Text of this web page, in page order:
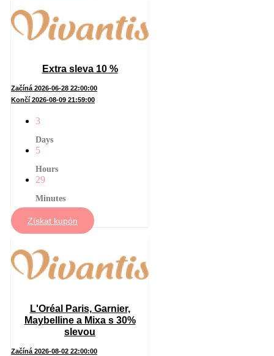
Extra sleva 10 %
Začíná 2026-06-28 22:00:00
Končí 2026-08-09 21:59:00
3
Days
5
Hours
29
Minutes
Získat kupón
L'Oréal Paris, Garnier,
Maybelline a Mixa s 30%
slevou
Začíná 2026-08-02 22:00:00